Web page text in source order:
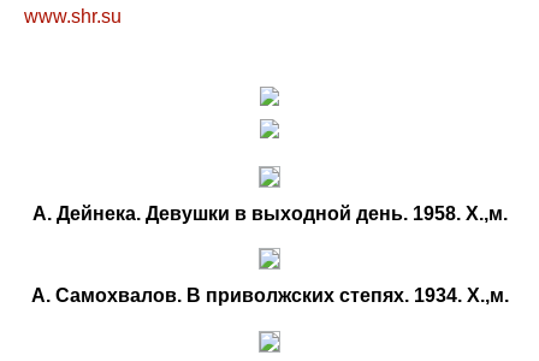
www.shr.su
А. Дейнека. Девушки в выходной день. 1958. Х.,м.
А. Самохвалов. В приволжских степях. 1934. Х.,м.